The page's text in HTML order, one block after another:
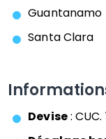
Guantanamo
Santa Clara
Devise: CUC.